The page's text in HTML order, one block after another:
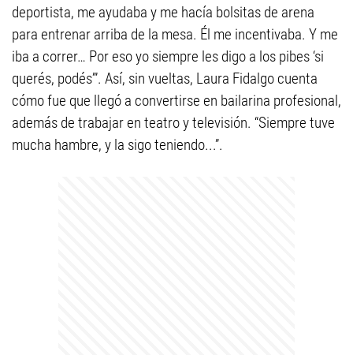
deportista, me ayudaba y me hacía bolsitas de arena
para entrenar arriba de la mesa. Él me incentivaba. Y me
iba a correr… Por eso yo siempre les digo a los pibes ‘si
querés, podés’”. Así, sin vueltas, Laura Fidalgo cuenta
cómo fue que llegó a convertirse en bailarina profesional,
además de trabajar en teatro y televisión. “Siempre tuve
mucha hambre, y la sigo teniendo...”.